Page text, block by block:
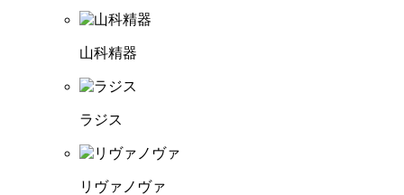
山科精器
ラジス
リヴァノヴァ